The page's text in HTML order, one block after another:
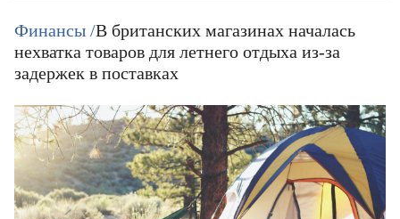
Финансы /В британских магазинах началась
нехватка товаров для летнего отдыха из-за
задержек в поставках